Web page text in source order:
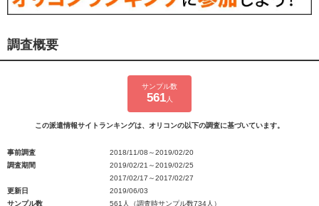
調査概要
サンプル数
561人
この派遣情報サイトランキングは、オリコンの以下の調査に基づいています。
事前調査
2018/11/08～2019/02/20
調査期間
2019/02/21～2019/02/25
2017/02/17～2017/02/27
更新日
2019/06/03
サンプル数
561人（調査時サンプル数734人）